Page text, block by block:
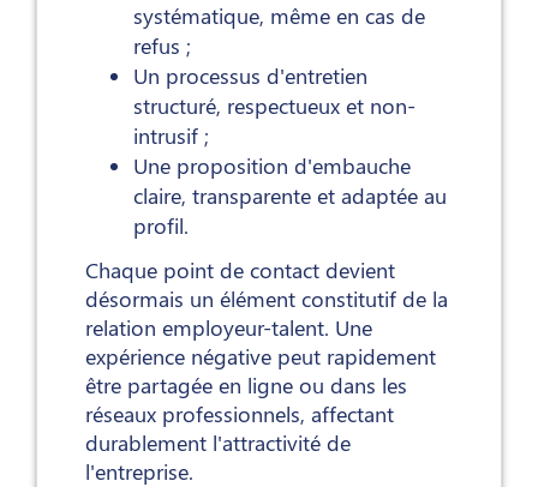
systématique, même en cas de
refus ;
Un processus d'entretien
structuré, respectueux et non-
intrusif ;
Une proposition d'embauche
claire, transparente et adaptée au
profil.
Chaque point de contact devient
désormais un élément constitutif de la
relation employeur-talent. Une
expérience négative peut rapidement
être partagée en ligne ou dans les
réseaux professionnels, affectant
durablement l'attractivité de
l'entreprise.